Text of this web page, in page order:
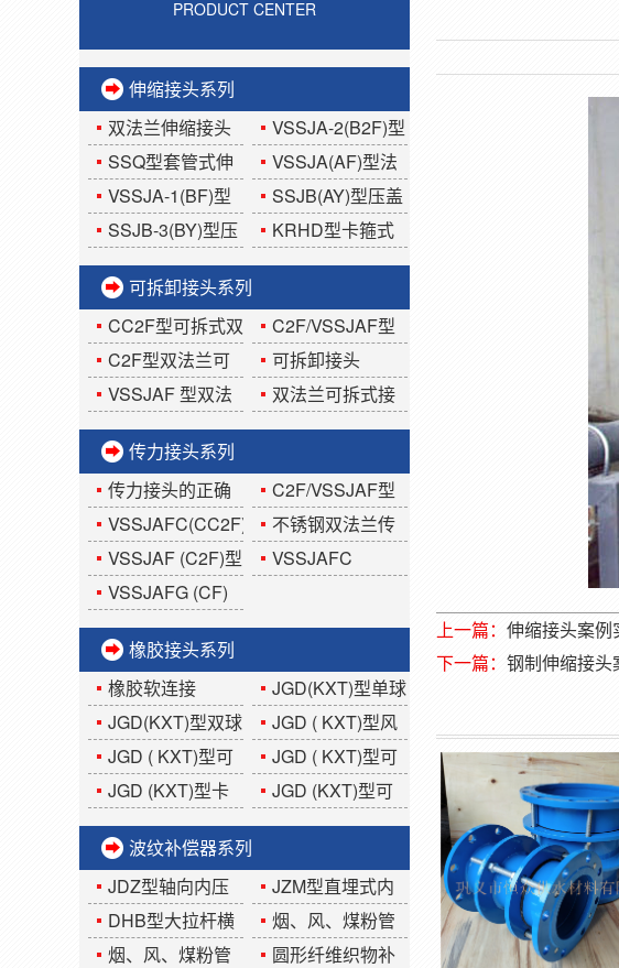
PRODUCT CENTER
伸缩接头系列
双法兰伸缩接头
使用安装说明
VSSJA-2(B2F)型
双法兰限位伸缩接
头
SSQ型套管式伸
缩器
VSSJA(AF)型法
兰式松套伸缩接头
VSSJA-1(BF)型
单法兰限位伸缩接
头
SSJB(AY)型压盖
式伸缩接头
SSJB-3(BY)型压
盖式限位伸缩接头
KRHD型卡箍式
柔性伸缩接头
可拆卸接头系列
CC2F型可拆式双
法兰传力接头
C2F/VSSJAF型
球墨铸铁可拆卸接
头
C2F型双法兰可
拆式接头
可拆卸接头
VSSJAF 型双法
兰可拆卸传力接头
双法兰可拆式接
头
传力接头系列
传力接头的正确
用法?你知道吗?
C2F/VSSJAF型
双法兰传力接头
VSSJAFC(CC2F)
型可拆式双法兰传
力接头
不锈钢双法兰传
力接头
VSSJAF (C2F)型
双法兰传力接头
VSSJAFC
法兰传力接头
VSSJAFG (CF)
型单法兰传力接头
橡胶接头系列
橡胶软连接
JGD(KXT)型单球
体可曲挠橡胶接头
JGD(KXT)型双球
体可曲挠橡胶接头
JGD ( KXT)型风
机盘管橡胶接头
JGD ( KXT)型可
曲挠偏心异径橡胶
接头
JGD ( KXT)型可
曲挠同心异径橡胶
接头
JGD (KXT)型卡
箍式橡胶接头
JGD (KXT)型可
曲挠90°橡胶弯头
波纹补偿器系列
JDZ型轴向内压
式波纹补偿器
JZM型直埋式内
压(外压)波纹补偿器
DHB型大拉杆横
向波纹补偿器
烟、风、煤粉管
道YGFB(圆形)波纹
烟、风、煤粉管
圆形纤维织物补
上一篇： 伸缩接头案例
下一篇： 钢制伸缩接头